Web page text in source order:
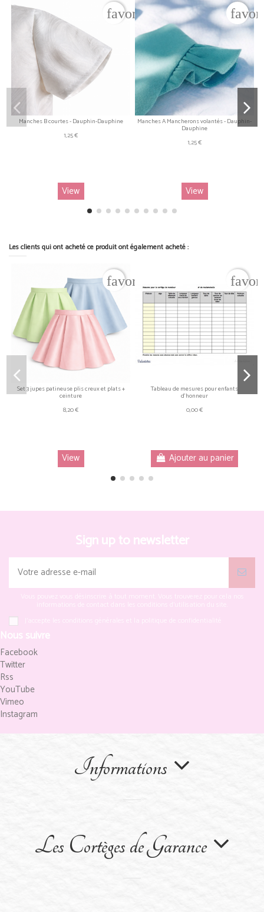
favorite_border
Manches B courtes - Dauphin-Dauphine
1,25 €
View
Manches A Mancherons volantés - Dauphin-
Dauphine
1,25 €
View
Les clients qui ont acheté ce produit ont également acheté :
favorite_border
Set 3 jupes patineuse plis creux et plats +
ceinture
8,20 €
View
Tableau de mesures pour enfants
d'honneur
0,00 €
Ajouter au panier
Sign up to newsletter
Nous suivre
Facebook
Twitter
Rss
YouTube
Vimeo
Instagram
Informations
Les Cortèges de Garance